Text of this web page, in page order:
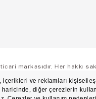
markasıdır. Her hakkı
Sözleşmesi İşlem Rehberi